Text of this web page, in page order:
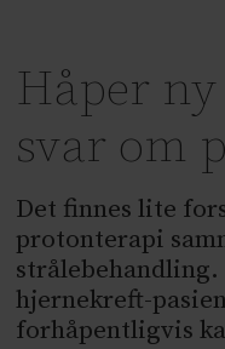
Håper
svar om
Det finnes lite
protonterapi
strålebehandling.
hjernekreft-
forhåpentligvis